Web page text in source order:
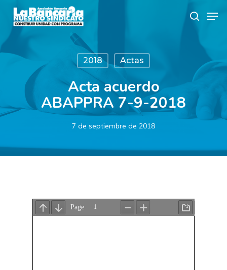
main
content
search
2018 Actas
Acta acuerdo
ABAPPRA 7-9-2018
7 de septiembre de 2018